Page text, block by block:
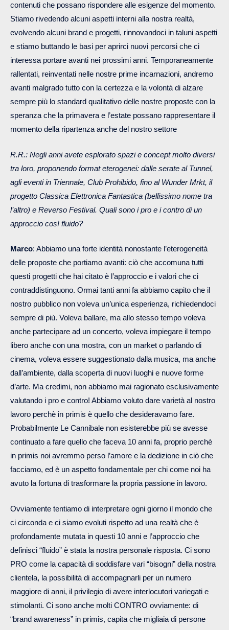
contenuti che possano rispondere alle esigenze del momento.
Stiamo rivedendo alcuni aspetti interni alla nostra realtà,
evolvendo alcuni brand e progetti, rinnovandoci in taluni aspetti
e stiamo buttando le basi per aprirci nuovi percorsi che ci
interessa portare avanti nei prossimi anni. Temporaneamente
rallentati, reinventati nelle nostre prime incarnazioni, andremo
avanti malgrado tutto con la certezza e la volontà di alzare
sempre più lo standard qualitativo delle nostre proposte con la
speranza che la primavera e l’estate possano rappresentare il
momento della ripartenza anche del nostro settore
R.R.: Negli anni avete esplorato spazi e concept molto diversi
tra loro, proponendo format eterogenei: dalle serate al Tunnel,
agli eventi in Triennale, Club Prohibido, fino al Wunder Mrkt, il
progetto Classica Elettronica Fantastica (bellissimo nome tra
l’altro) e Reverso Festival. Quali sono i pro e i contro di un
approccio così fluido?
Marco: Abbiamo una forte identità nonostante l’eterogeneità
delle proposte che portiamo avanti: ciò che accomuna tutti
questi progetti che hai citato è l’approccio e i valori che ci
contraddistinguono. Ormai tanti anni fa abbiamo capito che il
nostro pubblico non voleva un’unica esperienza, richiedendoci
sempre di più. Voleva ballare, ma allo stesso tempo voleva
anche partecipare ad un concerto, voleva impiegare il tempo
libero anche con una mostra, con un market o parlando di
cinema, voleva essere suggestionato dalla musica, ma anche
dall’ambiente, dalla scoperta di nuovi luoghi e nuove forme
d’arte. Ma credimi, non abbiamo mai ragionato esclusivamente
valutando i pro e contro! Abbiamo voluto dare varietà al nostro
lavoro perchè in primis è quello che desideravamo fare.
Probabilmente Le Cannibale non esisterebbe più se avesse
continuato a fare quello che faceva 10 anni fa, proprio perchè
in primis noi avremmo perso l’amore e la dedizione in ciò che
facciamo, ed è un aspetto fondamentale per chi come noi ha
avuto la fortuna di trasformare la propria passione in lavoro.
Ovviamente tentiamo di interpretare ogni giorno il mondo che
ci circonda e ci siamo evoluti rispetto ad una realtà che è
profondamente mutata in questi 10 anni e l’approccio che
definisci “fluido” è stata la nostra personale risposta. Ci sono
PRO come la capacità di soddisfare vari “bisogni” della nostra
clientela, la possibilità di accompagnarli per un numero
maggiore di anni, il privilegio di avere interlocutori variegati e
stimolanti. Ci sono anche molti CONTRO ovviamente: di
“brand awareness” in primis, capita che migliaia di persone